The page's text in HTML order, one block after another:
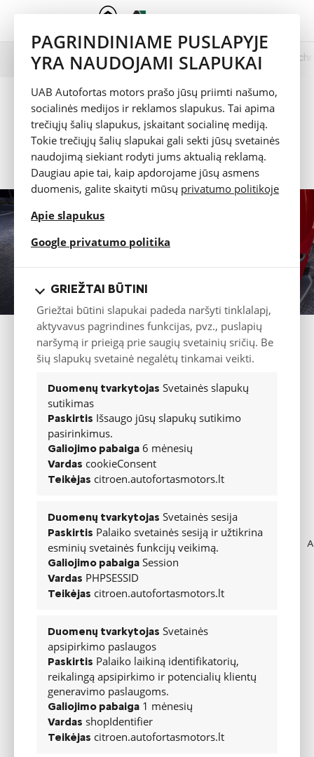
PAGRINDINIAME PUSLAPYJE
YRA NAUDOJAMI SLAPUKAI
UAB Autofortas motors prašo jūsų priimti našumo,
socialinės medijos ir reklamos slapukus. Tai apima
trečiųjų šalių slapukus, įskaitant socialinę mediją.
Tokie trečiųjų šalių slapukai gali sekti jūsų svetainės
naudojimą siekiant rodyti jums aktualią reklamą.
Daugiau apie tai, kaip apdorojame jūsų asmens
duomenis, galite skaityti mūsų privatumo politikoje
Apie slapukus
Google privatumo politika
GRIEŽTAI BŪTINI
Griežtai būtini slapukai padeda naršyti tinklalapį,
aktyvavus pagrindines funkcijas, pvz., puslapių
naršymą ir prieigą prie saugių svetainių sričių. Be
šių slapukų svetainė negalėtų tinkamai veikti.
Duomenų tvarkytojas Svetainės slapukų
sutikimas
Paskirtis Išsaugo jūsų slapukų sutikimo
pasirinkimus.
Galiojimo pabaiga 6 mėnesių
Vardas cookieConsent
Teikėjas citroen.autofortasmotors.lt
Duomenų tvarkytojas Svetainės sesija
Paskirtis Palaiko svetainės sesiją ir užtikrina
esminių svetainės funkcijų veikimą.
Galiojimo pabaiga Session
Vardas PHPSESSID
Teikėjas citroen.autofortasmotors.lt
Duomenų tvarkytojas Svetainės
apsipirkimo paslaugos
Paskirtis Palaiko laikiną identifikatorių,
reikalingą apsipirkimo ir potencialių klientų
generavimo paslaugoms.
Galiojimo pabaiga 1 mėnesių
Vardas shopIdentifier
Teikėjas citroen.autofortasmotors.lt
ë-Berlingo VAN Prezentacija Spalvų pasirinkimas
Pasiūlymas
Katalogas
(PDF)
Bandomasis važiavimas